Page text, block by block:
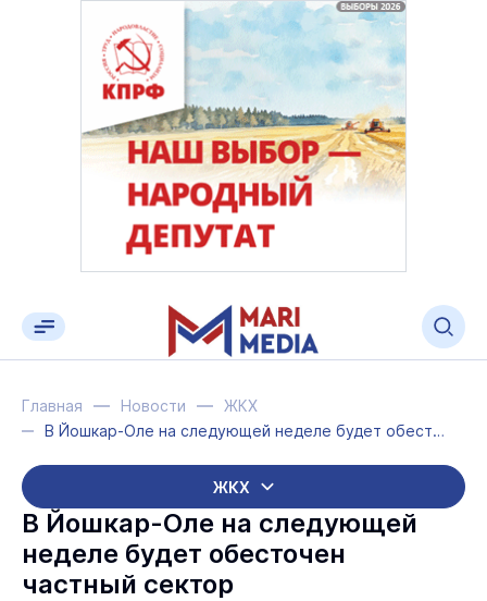
Главная Новости
ЖКХ
В Йошкар-Оле на следующей неделе будет обесточен частный сектор
ЖКХ
В Йошкар-Оле на следующей
неделе будет обесточен
частный сектор